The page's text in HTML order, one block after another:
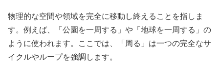
物理的な空間や領域を完全に移動し終えることを指しま
す。例えば、「公園を一周する」や「地球を一周する」の
ように使われます。ここでは、「周る」は一つの完全なサ
イクルやループを強調します。